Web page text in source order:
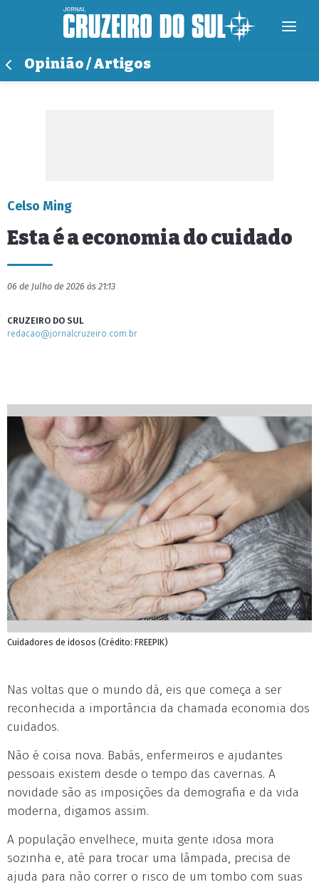
Opinião / Artigos
Celso Ming
Esta é a economia do cuidado
06 de Julho de 2026 às 21:13
CRUZEIRO DO SUL
redacao@jornalcruzeiro.com.br
Cuidadores de idosos (Crédito: FREEPIK)
Nas voltas que o mundo dá, eis que começa a ser
reconhecida a importância da chamada economia dos
cuidados.
Não é coisa nova. Babás, enfermeiros e ajudantes
pessoais existem desde o tempo das cavernas. A
novidade são as imposições da demografia e da vida
moderna, digamos assim.
A população envelhece, muita gente idosa mora
sozinha e, até para trocar uma lâmpada, precisa de
ajuda para não correr o risco de um tombo com suas